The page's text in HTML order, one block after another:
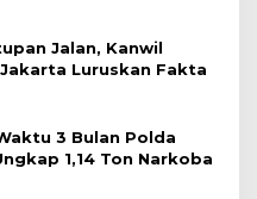
Jalan, Kanwil
Luruskan Fakta
3 Bulan Polda
1,14 Ton Narkoba